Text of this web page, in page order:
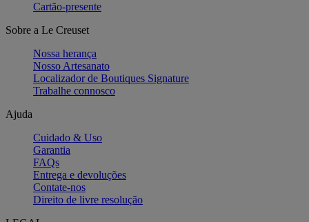
Cartão-presente
Sobre a Le Creuset
Nossa herança
Nosso Artesanato
Localizador de Boutiques Signature
Trabalhe connosco
Ajuda
Cuidado & Uso
Garantia
FAQs
Entrega e devoluções
Contate-nos
Direito de livre resolução